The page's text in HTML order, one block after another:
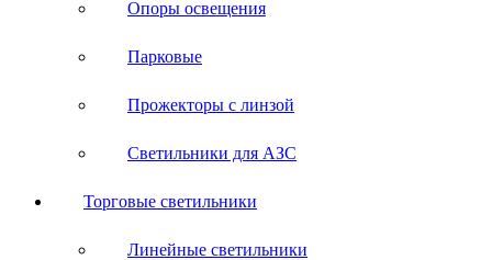
Опоры освещения
Парковые
Прожекторы с линзой
Светильники для АЗС
Торговые светильники
Линейные светильники